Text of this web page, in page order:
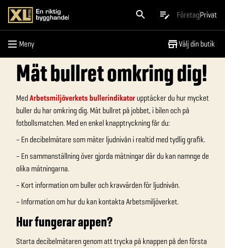
FöretagPrivat
Meny Välj din butik
Meny
Mät bullret omkring dig!
MedArbetsmiljöverkets bullerindikatorupptäcker du hur mycket
buller du har omkring dig. Mät bullret på jobbet, i bilen och på
fotbollsmatchen. Med en enkel knapptryckning får du:
– En decibelmätare som mäter ljudnivån i realtid med tydlig grafik.
– En sammanställning över gjorda mätningar där du kan namnge de
olika mätningarna.
– Kort information om buller och kravvärden för ljudnivån.
– Information om hur du kan kontakta Arbetsmiljöverket.
Hur fungerar appen?
Starta decibelmätaren genom att trycka på knappen på den första